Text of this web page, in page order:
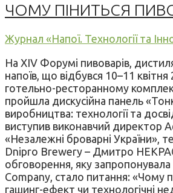
ЧОМУ ПІНИТЬСЯ
Журнал «Напої. Технології та
На XIV Форумі пивоварів,
напоїв, що відбувся 10–11
готельно-ресторанному
пройшла дискусійна панель
виробництва: технології та
виступив виконавчий директор
«Незалежні броварні України»,
Dnipro Brewery – Дмитро
обговорення, яку запропонувала
Company, стало питання: «Чому
гашинг-ефект чи технологічні